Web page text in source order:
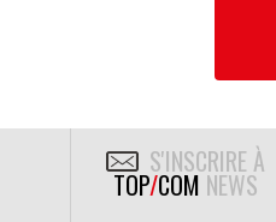
S'INSCRIRE À
TOP/COM NEWS